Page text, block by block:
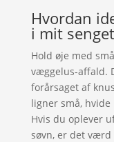
Hvordan
i mit
Hold øje med
væggelus-affald.
forårsaget af
ligner små,
Hvis du oplever
søvn, er det